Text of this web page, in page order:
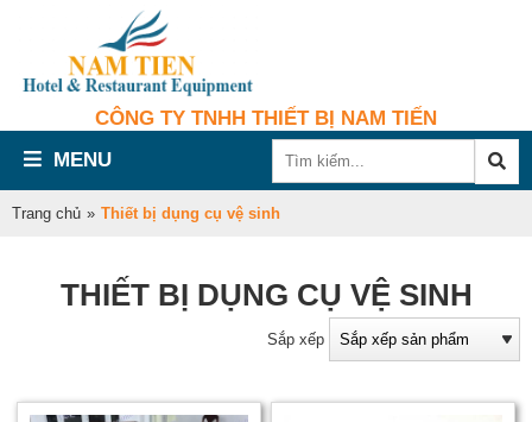
CÔNG TY TNHH THIẾT BỊ NAM TIẾN
MENU
Trang chủ » Thiết bị dụng cụ vệ sinh
THIẾT BỊ DỤNG CỤ VỆ SINH
Sắp xếp